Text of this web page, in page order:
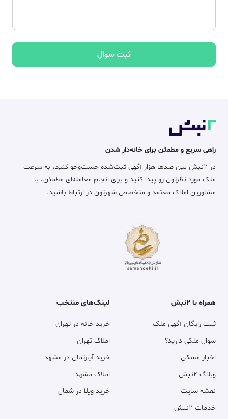
ثبت سوال
راهی سریع و مطمئن برای خانه‌دار شدن
در ۲نبش بین صدها هزار آگهی ثبت‌شده جست‌وجو کنید، به سرعت
ملک مورد نظرتون رو پیدا کنید و برای انجام معامله‌ای مطمئن، با
مشاورین املاک معتمد و متخصص شهرتون در ارتباط باشید.
همراه با ۲نبش
ثبت رایگان آگهی ملک
سوال ملکی دارید؟
اخبار مسکن
وبلاگ ۲نبش
نقشه سایت
خدمات ۲نبش
لینک‌های منتخب
خرید خانه در تهران
املاک تهران
خرید آپارتمان در مشهد
املاک مشهد
خرید ویلا در شمال